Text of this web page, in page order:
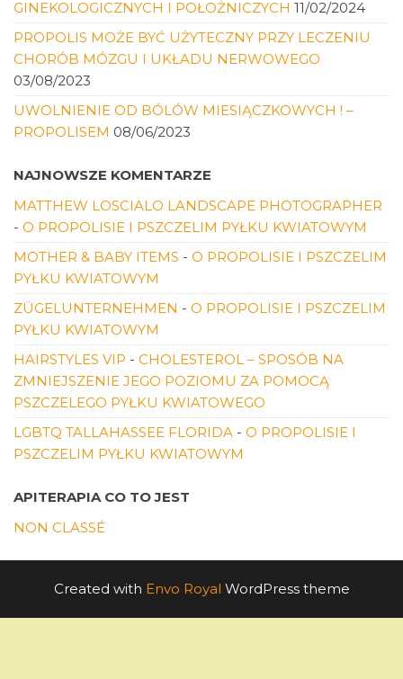
GINEKOLOGICZNYCH I POŁOŻNICZYCH 11/02/2024
PROPOLIS MOŻE BYĆ UŻYTECZNY PRZY LECZENIU
CHORÓB MÓZGU I UKŁADU NERWOWEGO
03/08/2023
UWOLNIENIE OD BÓLÓW MIESIĄCZKOWYCH ! –
PROPOLISEM 08/06/2023
NAJNOWSZE KOMENTARZE
MATTHEW LOSCIALO LANDSCAPE PHOTOGRAPHER
- O PROPOLISIE I PSZCZELIM PYŁKU KWIATOWYM
MOTHER & BABY ITEMS - O PROPOLISIE I PSZCZELIM
PYŁKU KWIATOWYM
ZÜGELUNTERNEHMEN - O PROPOLISIE I PSZCZELIM
PYŁKU KWIATOWYM
HAIRSTYLES VIP - CHOLESTEROL – SPOSÓB NA
ZMNIEJSZENIE JEGO POZIOMU ZA POMOCĄ
PSZCZELEGO PYŁKU KWIATOWEGO
LGBTQ TALLAHASSEE FLORIDA - O PROPOLISIE I
PSZCZELIM PYŁKU KWIATOWYM
APITERAPIA CO TO JEST
NON CLASSÉ
Created with Envo Royal WordPress theme